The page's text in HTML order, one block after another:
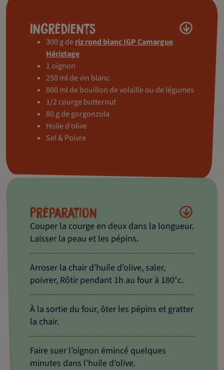
Ingrédients
300 g deriz rond blanc IGP Camargue
Hériztage
1 oignon
250 ml de vin blanc
800 ml de bouillon de volaille ou de légumes
1/2 courge butternut
80 g de gorgonzola
Huile d’olive
Sel & Poivre
Préparation
Couper la courge en deux dans la longueur.
Laisser la peau et les pépins.
Arroser la chair d’huile d’olive, saler,
poivrer, Rôtir pendant 1h au four à 180°c.
À la sortie du four, ôter les pépins et gratter
la chair.
Faire suer l’oignon émincé quelques
minutes dans l’huile d’olive.